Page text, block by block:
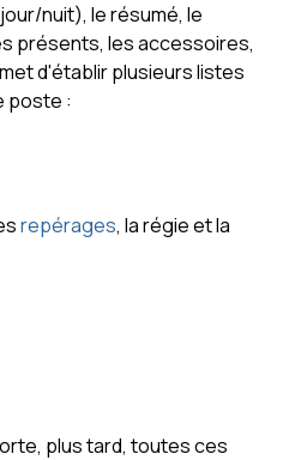
nuit), le résumé, le
présents, les accessoires,
d'établir plusieurs listes
poste :
repérages, la régie et la
plus tard, toutes ces